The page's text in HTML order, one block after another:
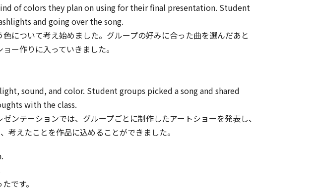
of colors they plan on using for their final presentation. Student
and going over the song.
について考え始めました。グループの好みに合った曲を選んだあと
ー作りに入っていきました。
sound, and color. Student groups picked a song and shared
with the class.
ンテーションでは、グループごとに制作したアートショーを発表し、
えたことを作品に込めることができました。
です。